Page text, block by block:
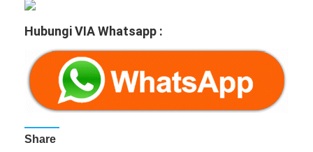
Hubungi VIA Whatsapp :
Share